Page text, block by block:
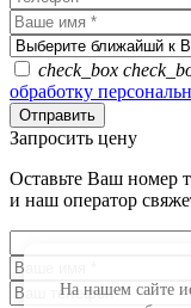
На нашем сайте
check_box
обработку
Запросить цену
Оставьте Ваш номер
и наш оператор